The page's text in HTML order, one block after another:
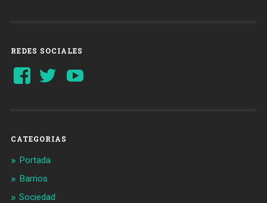
REDES SOCIALES
Ver
perfil
Ver
perfil
CATEGORIAS
Portada
Barrios
Sociedad